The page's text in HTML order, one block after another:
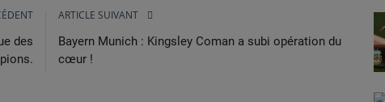
des
ARTICLE SUIVANT
Bayern Munich : Kingsley Coman a subi opération du
cœur !